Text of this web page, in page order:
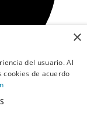
×
del usuario. Al
de acuerdo